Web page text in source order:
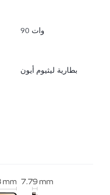
90 وات
بطارية ليثيوم أيون